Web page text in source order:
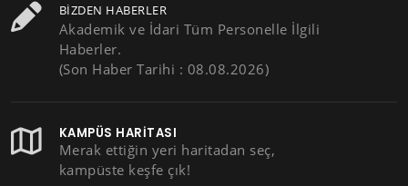
BIZDEN HABERLER
Akademik ve İdari Tüm Personelle İlgili
Haberler.
(Son Haber Tarihi : 08.08.2026)
KAMPÜS HARITASI
Merak ettiğin yeri haritadan seç,
kampüste keşfe çık!